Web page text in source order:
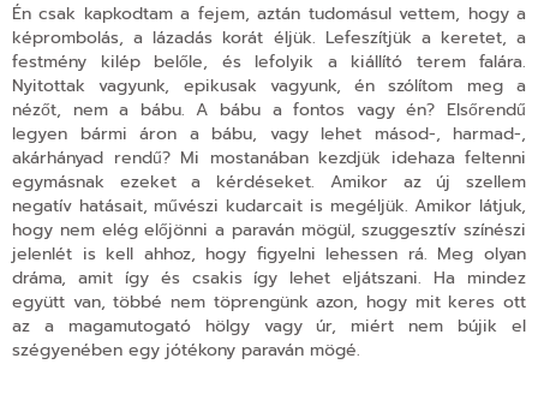
Én csak kapkodtam a fejem, aztán tudomásul vettem, hogy a
képrombolás, a lázadás korát éljük. Lefeszítjük a keretet, a
festmény kilép belőle, és lefolyik a kiállító terem falára.
Nyitottak vagyunk, epikusak vagyunk, én szólítom meg a
nézőt, nem a bábu. A bábu a fontos vagy én? Elsőrendű
legyen bármi áron a bábu, vagy lehet másod-, harmad-,
akárhányad rendű? Mi mostanában kezdjük idehaza feltenni
egymásnak ezeket a kérdéseket. Amikor az új szellem
negatív hatásait, művészi kudarcait is megéljük. Amikor látjuk,
hogy nem elég előjönni a paraván mögül, szuggesztív színészi
jelenlét is kell ahhoz, hogy figyelni lehessen rá. Meg olyan
dráma, amit így és csakis így lehet eljátszani. Ha mindez
együtt van, többé nem töprengünk azon, hogy mit keres ott
az a magamutogató hölgy vagy úr, miért nem bújik el
szégyenében egy jótékony paraván mögé.